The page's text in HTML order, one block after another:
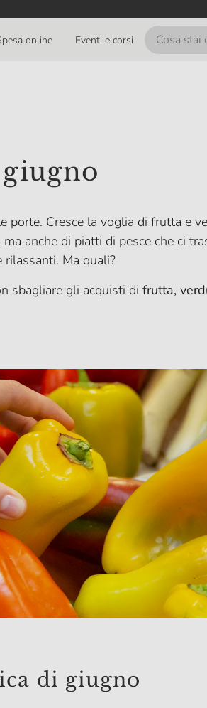
online Eventi e corsi
porte. Cresce la voglia di frutta e
anche di piatti di pesce che ci
rilassanti. Ma quali?
sbagliare gli acquisti di frutta,
di giugno